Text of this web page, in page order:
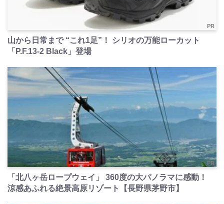
PR
山から日常まで “これ1足”！ シリオの万能ローカット
「P.F.13-2 Black」登場
PR
「北八ヶ岳ロープウェイ」 360度の大パノラマに感動！
涼感あふれる絶景高原リゾート【長野県茅野市】